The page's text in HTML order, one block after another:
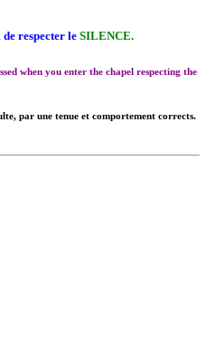
respecter le SILENCE.
when you enter the chapel respecting the
par une tenue et comportement corrects.